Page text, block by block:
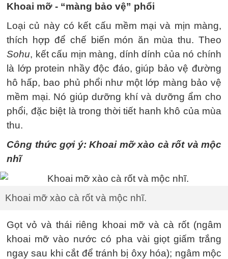
Khoai mỡ - “màng bảo vệ” phổi
Loại củ này có kết cấu mềm mại và mịn màng,
thích hợp để chế biến món ăn mùa thu. Theo
Sohu, kết cấu mịn màng, dính dính của nó chính
là lớp protein nhầy độc đáo, giúp bảo vệ đường
hô hấp, bao phủ phổi như một lớp màng bảo vệ
mềm mại. Nó giúp dưỡng khí và dưỡng ẩm cho
phổi, đặc biệt là trong thời tiết hanh khô của mùa
thu.
Công thức gợi ý: Khoai mỡ xào cà rốt và mộc
nhĩ
Khoai mỡ xào cà rốt và mộc nhĩ.
Gọt vỏ và thái riêng khoai mỡ và cà rốt (ngâm
khoai mỡ vào nước có pha vài giọt giấm trắng
ngay sau khi cắt để tránh bị ôxy hóa); ngâm mộc